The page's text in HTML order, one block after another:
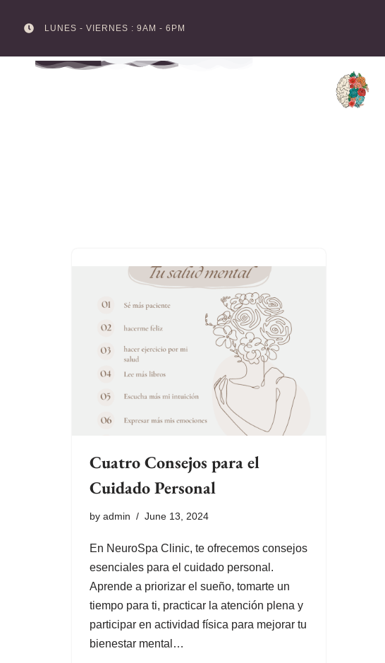
to
LUNES - VIERNES : 9AM - 6PM
Cuatro Consejos para el
Cuidado Personal
by admin June 13, 2024
En NeuroSpa Clinic, te ofrecemos consejos
esenciales para el cuidado personal.
Aprende a priorizar el sueño, tomarte un
tiempo para ti, practicar la atención plena y
participar en actividad física para mejorar tu
bienestar mental…